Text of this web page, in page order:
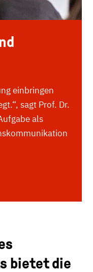
einbringen
sagt Prof. Dr.
als
bietet die